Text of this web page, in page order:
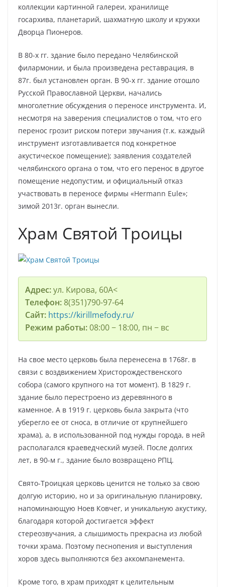
коллекции картинной галереи, хранилище
госархива, планетарий, шахматную школу и кружки
Дворца Пионеров.
В 80-х гг. здание было передано Челябинской
филармонии, и была произведена реставрация, в
87г. был установлен орган. В 90-х гг. здание отошло
Русской Православной Церкви, начались
многолетние обсуждения о переносе инструмента. И,
несмотря на заверения специалистов о том, что его
перенос грозит риском потери звучания (т.к. каждый
инструмент изготавливается под конкретное
акустическое помещение); заявления создателей
челябинского органа о том, что его перенос в другое
помещение недопустим, и официальный отказ
участвовать в переносе фирмы «Hermann Eule»;
зимой 2013г. орган вынесли.
Храм Святой Троицы
Адрес:ул. Кирова, 60А<
Телефон:8(351)790-97-64
Сайт: https://kirillmefody.ru/
Режим работы:08:00 − 18:00, пн − вс
На свое место церковь была перенесена в 1768г. в
связи с воздвижением Христорождественского
собора (самого крупного на тот момент). В 1829 г.
здание было перестроено из деревянного в
каменное. А в 1919 г. церковь была закрыта (что
уберегло ее от сноса, в отличие от крупнейшего
храма), а, в использованной под нужды города, в ней
располагался краеведческий музей. После долгих
лет, в 90-м г., здание было возвращено РПЦ.
Свято-Троицкая церковь ценится не только за свою
долгую историю, но и за оригинальную планировку,
напоминающую Ноев Ковчег, и уникальную акустику,
благодаря которой достигается эффект
стереозвучания, а слышимость прекрасна из любой
точки храма. Поэтому песнопения и выступления
хоров здесь выполняются без аккомпанемента.
Кроме того, в храм приходят к целительным